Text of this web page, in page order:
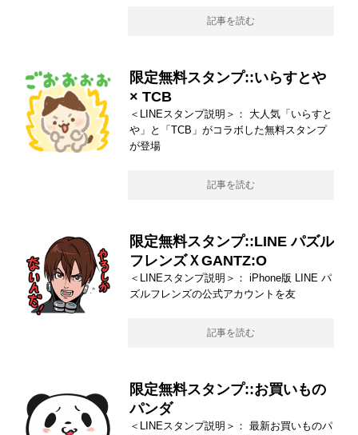
記事を読む
限定無料スタンプ::いらすとや
× TCB
＜LINEスタンプ説明＞： 大人気「いらすと
や」と「TCB」がコラボした無料スタンプ
が登場
記事を読む
限定無料スタンプ::LINE パズル
フレンズＸGANTZ:O
＜LINEスタンプ説明＞： iPhone版 LINE パ
ズルフレンズの公式アカウントを友
記事を読む
限定無料スタンプ::お買いもの
パンダ
＜LINEスタンプ説明＞： 最新お買いものパ